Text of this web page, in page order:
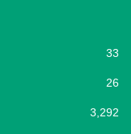
33
26
3,292